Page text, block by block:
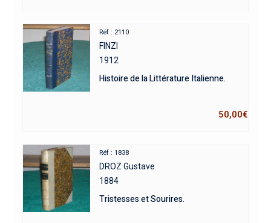
Réf : 2110
FINZI
1912
Histoire de la Littérature Italienne.
50,00€
Réf : 1838
DROZ Gustave
1884
Tristesses et Sourires.